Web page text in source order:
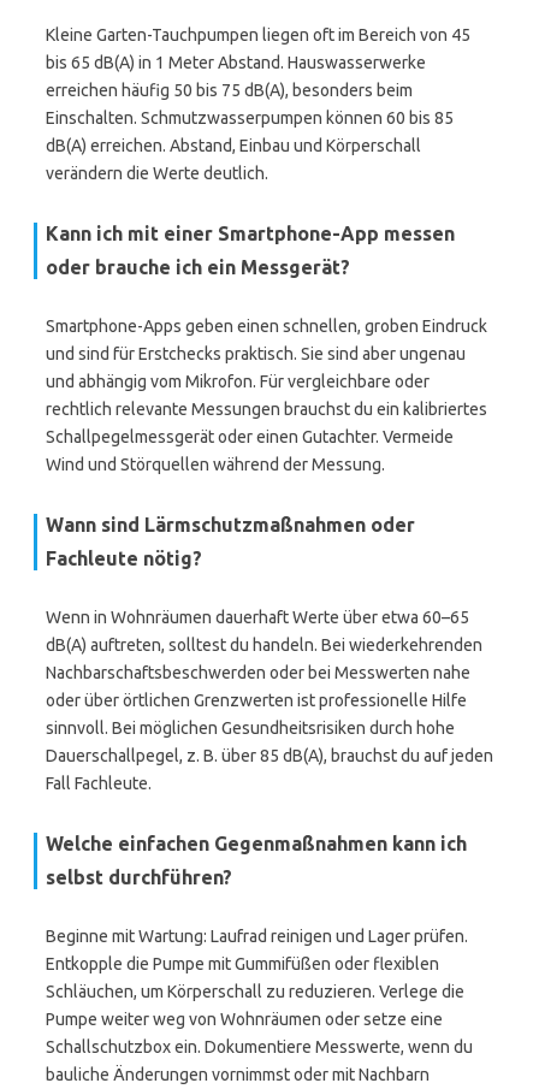
Kleine Garten-Tauchpumpen liegen oft im Bereich von 45
bis 65 dB(A) in 1 Meter Abstand. Hauswasserwerke
erreichen häufig 50 bis 75 dB(A), besonders beim
Einschalten. Schmutzwasserpumpen können 60 bis 85
dB(A) erreichen. Abstand, Einbau und Körperschall
verändern die Werte deutlich.
Kann ich mit einer Smartphone-App messen
oder brauche ich ein Messgerät?
Smartphone-Apps geben einen schnellen, groben Eindruck
und sind für Erstchecks praktisch. Sie sind aber ungenau
und abhängig vom Mikrofon. Für vergleichbare oder
rechtlich relevante Messungen brauchst du ein kalibriertes
Schallpegelmessgerät oder einen Gutachter. Vermeide
Wind und Störquellen während der Messung.
Wann sind Lärmschutzmaßnahmen oder
Fachleute nötig?
Wenn in Wohnräumen dauerhaft Werte über etwa 60–65
dB(A) auftreten, solltest du handeln. Bei wiederkehrenden
Nachbarschaftsbeschwerden oder bei Messwerten nahe
oder über örtlichen Grenzwerten ist professionelle Hilfe
sinnvoll. Bei möglichen Gesundheitsrisiken durch hohe
Dauerschallpegel, z. B. über 85 dB(A), brauchst du auf jeden
Fall Fachleute.
Welche einfachen Gegenmaßnahmen kann ich
selbst durchführen?
Beginne mit Wartung: Laufrad reinigen und Lager prüfen.
Entkopple die Pumpe mit Gummifüßen oder flexiblen
Schläuchen, um Körperschall zu reduzieren. Verlege die
Pumpe weiter weg von Wohnräumen oder setze eine
Schallschutzbox ein. Dokumentiere Messwerte, wenn du
bauliche Änderungen vornimmst oder mit Nachbarn